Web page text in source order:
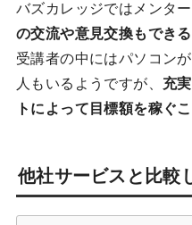
バズカレッジではメンタ
の交流や意見交換もできる
受講者の中にはパソコン
人もいるようですが、 充
トによって目標額を稼ぐ
他社サービスと比較